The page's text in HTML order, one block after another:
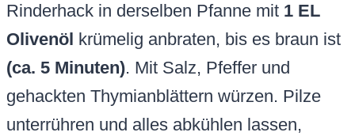
Rinderhack in derselben Pfanne mit 1 EL
Olivenöl krümelig anbraten, bis es braun ist
(ca. 5 Minuten). Mit Salz, Pfeffer und
gehackten Thymianblättern würzen. Pilze
unterrühren und alles abkühlen lassen,